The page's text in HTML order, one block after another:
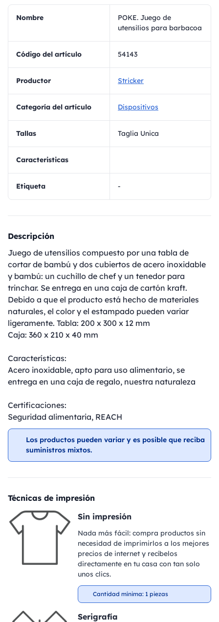
Nombre
POKE. Juego de
utensilios para barbacoa
Código del artículo 54143
Productor Stricker
Categoría del artículo Dispositivos
Tallas Taglia Unica
Caracteristicas
Etiqueta -
Descripción
Juego de utensilios compuesto por una tabla de
cortar de bambú y dos cubiertos de acero inoxidable
y bambú: un cuchillo de chef y un tenedor para
trinchar. Se entrega en una caja de cartón kraft.
Debido a que el producto está hecho de materiales
naturales, el color y el estampado pueden variar
ligeramente. Tabla: 200 x 300 x 12 mm
Caja: 360 x 210 x 40 mm
Características:
Acero inoxidable, apto para uso alimentario, se
entrega en una caja de regalo, nuestra naturaleza
Certificaciones:
Seguridad alimentaria, REACH
Los productos pueden variar y es posible que reciba
suministros mixtos.
Técnicas de impresión
Sin impresión
Nada más fácil: compra productos sin
necesidad de imprimirlos a los mejores
precios de internet y recíbelos
directamente en tu casa con tan solo
unos clics.
Cantidad mínima: 1 piezas
Serigrafía